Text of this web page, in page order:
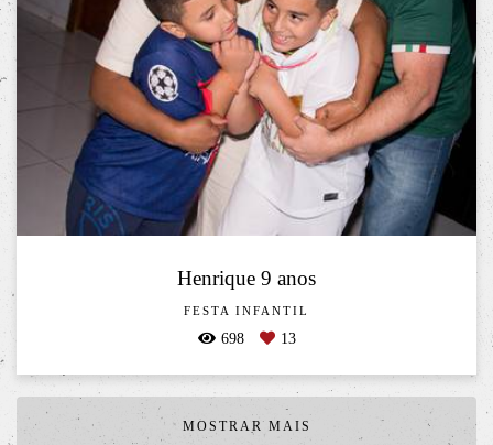
Henrique 9 anos
FESTA INFANTIL
698 13
MOSTRAR MAIS